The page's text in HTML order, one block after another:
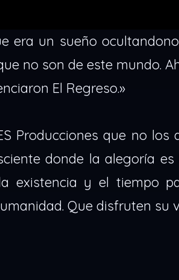
era un sueño
no son de este mundo.
El Regreso.»
Producciones que no
donde la alegoría
existencia y el tiempo
Que disfruten su